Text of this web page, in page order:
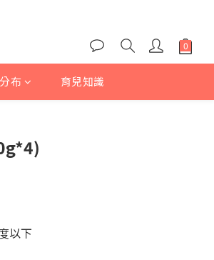
布 育兒知識
以下